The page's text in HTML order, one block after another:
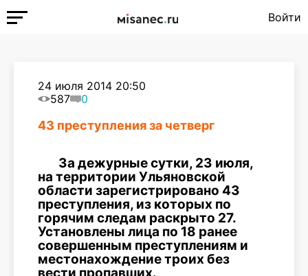
Войти
24 июля 2014 20:50
587
0
43 преступления за четверг
За дежурные сутки, 23 июля,
на территории Ульяновской
области зарегистрировано 43
преступления, из которых по
горячим следам раскрыто 27.
Установлены лица по 18 ранее
совершенным преступлениям и
местонахождение троих без